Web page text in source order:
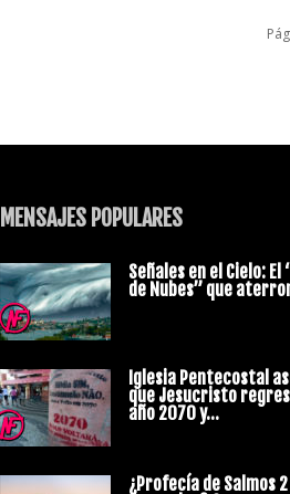
MENSAJES POPULARES
Señales en el Cielo: El
de Nubes” que
Iglesia Pentecostal
que Jesucristo
año 2070 y...
¿Profecía de Salmos